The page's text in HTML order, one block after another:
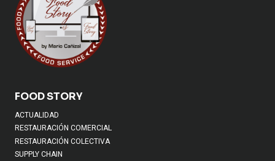
FOOD STORY
ACTUALIDAD
RESTAURACIÓN COMERCIAL
RESTAURACIÓN COLECTIVA
SUPPLY CHAIN